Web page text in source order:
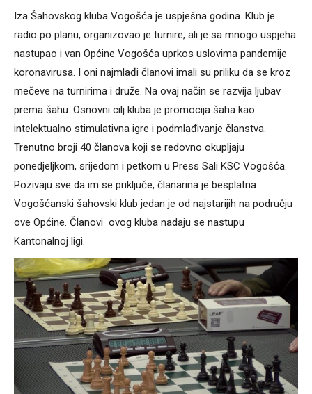
Iza Šahovskog kluba Vogošća je uspješna godina. Klub je
radio po planu, organizovao je turnire, ali je sa mnogo uspjeha
nastupao i van Općine Vogošća uprkos uslovima pandemije
koronavirusa. I oni najmlađi članovi imali su priliku da se kroz
mečeve na turnirima i druže. Na ovaj način se razvija ljubav
prema šahu. Osnovni cilj kluba je promocija šaha kao
intelektualno stimulativna igre i podmlađivanje članstva.
Trenutno broji 40 članova koji se redovno okupljaju
ponedjeljkom, srijedom i petkom u Press Sali KSC Vogošća.
Pozivaju sve da im se priključe, članarina je besplatna.
Vogošćanski šahovski klub jedan je od najstarijih na području
ove Općine. Članovi ovog kluba nadaju se nastupu
Kantonalnoj ligi.